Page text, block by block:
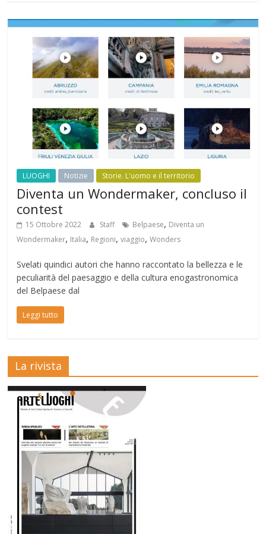
LUOGHI Notizie Storie. L'uomo e il territorio
Diventa un Wondermaker, concluso il
contest
15 Ottobre 2022 Staff Belpaese, Diventa un
Wondermaker, Italia, Regioni,viaggio,Wonders
Svelati quindici autori che hanno raccontato la bellezza e le
peculiarità del paesaggio e della cultura enogastronomica
del Belpaese dal
Leggi tutto
La rivista